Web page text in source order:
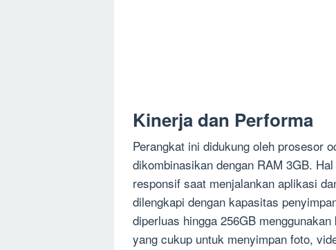
Kinerja dan Performa
Perangkat ini didukung oleh prosesor
dikombinasikan dengan RAM 3GB.
responsif saat menjalankan aplikasi
dilengkapi dengan kapasitas
diperluas hingga 256GB
yang cukup untuk menyimpan foto,